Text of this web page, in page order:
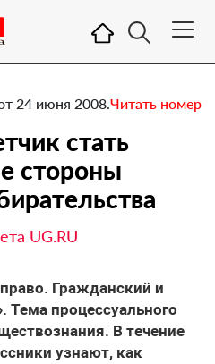
24 июня 2008.Читать номер
стать
стороны
UG.RU
Гражданский и
процессуального
В течение
узнают, как